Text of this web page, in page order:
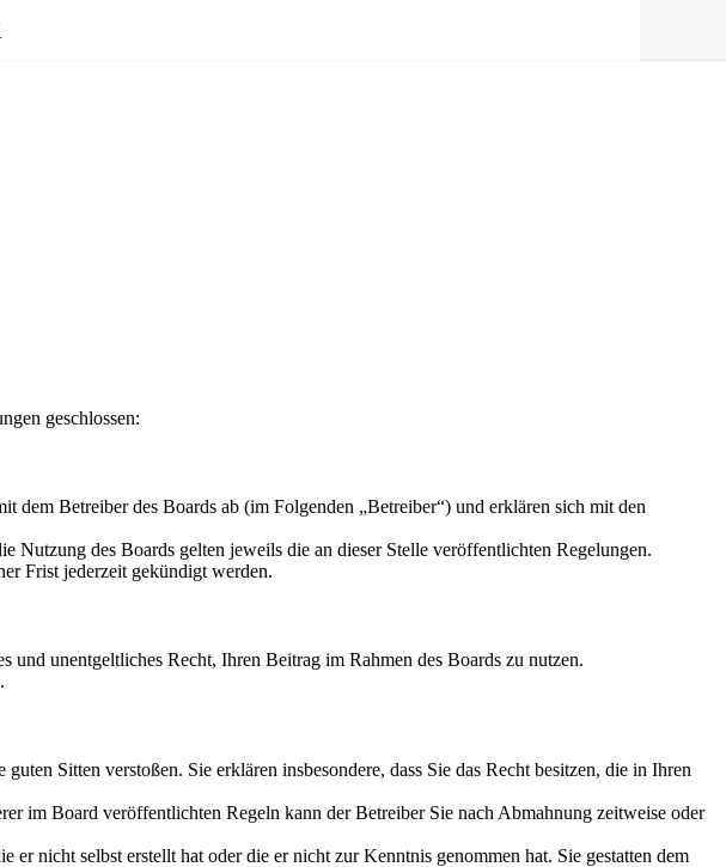
geschlossen:
Betreiber des Boards ab (im Folgenden „Betreiber“) und erklären sich mit den
Nutzung des Boards gelten jeweils die an dieser Stelle veröffentlichten Regelungen.
Frist jederzeit gekündigt werden.
unentgeltliches Recht, Ihren Beitrag im Rahmen des Boards zu nutzen.
Sitten verstoßen. Sie erklären insbesondere, dass Sie das Recht besitzen, die in Ihren
im Board veröffentlichten Regeln kann der Betreiber Sie nach Abmahnung zeitweise oder
nicht selbst erstellt hat oder die er nicht zur Kenntnis genommen hat. Sie gestatten dem